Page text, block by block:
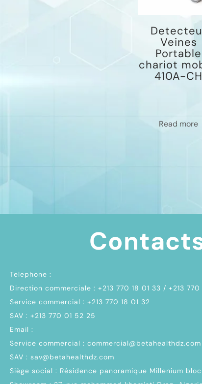
Veines
Portable
chariot
410A-CH
Read more
Telephone :
Direction commerciale : +213 770 18 01 33 / +213
Service commercial : +213 770 18 01 32
SAV : +213 770 01 52 25
Email :
Service commercial : commercial@betahealthdz.com
SAV : sav@betahealthdz.com
Siège social : Résidence panoramique Millenium